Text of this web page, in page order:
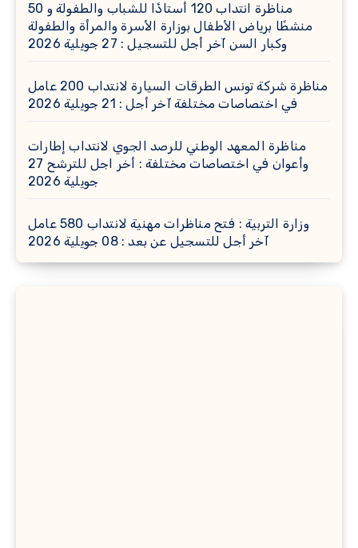
مناظرة انتداب 120 أستاذًا للشباب والطفولة و 50
منشطًا برياض الأطفال بوزارة الأسرة والمرأة والطفولة
وكبار السن آخر أجل للتسجيل : 27 جويلية 2026
مناظرة شركة تونس الطرقات السيارة لانتداب 200 عامل
في اختصاصات مختلفة آخر أجل : 21 جويلية 2026
مناظرة المعهد الوطني للرصد الجوي لانتداب إطارات
وأعوان في اختصاصات مختلفة : أخر اجل للترشح 27
جويلية 2026
وزارة التربية : فتح مناظرات مهنية لانتداب 580 عامل
آخر أجل للتسجيل عن بعد : 08 جويلية 2026